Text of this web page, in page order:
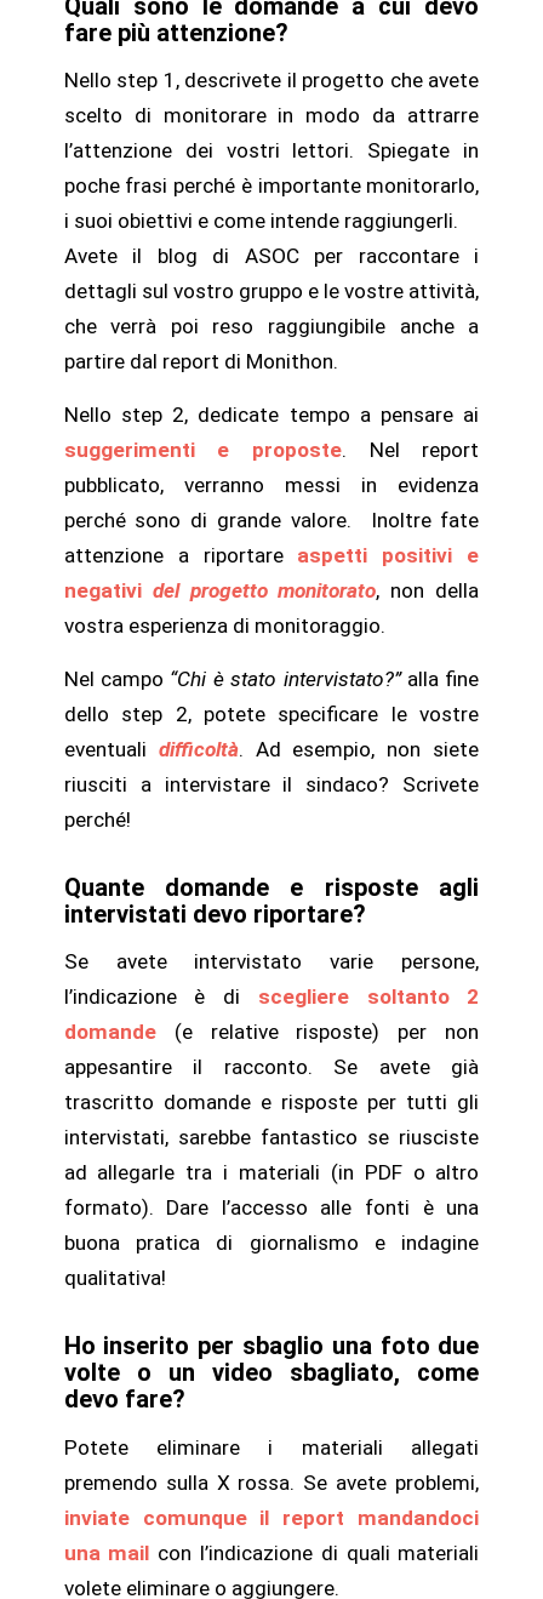
fare più attenzione?
Nello step 1, descrivete il progetto che avete
scelto di monitorare in modo da attrarre
l’attenzione dei vostri lettori. Spiegate in
poche frasi perché è importante monitorarlo,
i suoi obiettivi e come intende raggiungerli.
Avete il blog di ASOC per raccontare i
dettagli sul vostro gruppo e le vostre attività,
che verrà poi reso raggiungibile anche a
partire dal report di Monithon.
Nello step 2, dedicate tempo a pensare ai
suggerimenti e proposte. Nel report
pubblicato, verranno messi in evidenza
perché sono di grande valore. Inoltre fate
attenzione a riportare aspetti positivi e
negativi del progetto monitorato, non della
vostra esperienza di monitoraggio.
Nel campo “Chi è stato intervistato?” alla fine
dello step 2, potete specificare le vostre
eventuali difficoltà. Ad esempio, non siete
riusciti a intervistare il sindaco? Scrivete
perché!
Quante domande e risposte agli
intervistati devo riportare?
Se avete intervistato varie persone,
l’indicazione è di scegliere soltanto 2
domande(e relative risposte) per non
appesantire il racconto. Se avete già
trascritto domande e risposte per tutti gli
intervistati, sarebbe fantastico se riusciste
ad allegarle tra i materiali (in PDF o altro
formato). Dare l’accesso alle fonti è una
buona pratica di giornalismo e indagine
qualitativa!
Ho inserito per sbaglio una foto due
volte o un video sbagliato, come
devo fare?
Potete eliminare i materiali allegati
premendo sulla X rossa. Se avete problemi,
inviate comunque il report mandandoci
una mail con l’indicazione di quali materiali
volete eliminare o aggiungere.